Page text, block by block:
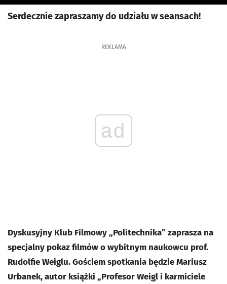
Serdecznie zapraszamy do udziału w seansach!
REKLAMA
ad
Dyskusyjny Klub Filmowy „Politechnika” zaprasza na
specjalny pokaz filmów o wybitnym naukowcu prof.
Rudolfie Weiglu. Gościem spotkania będzie Mariusz
Urbanek, autor książki „Profesor Weigl i karmiciele